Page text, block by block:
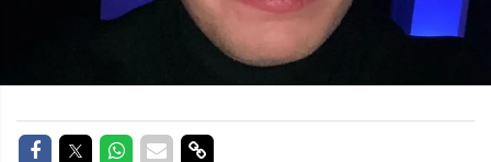
Delen op Facebook
Delen op Twitter
Delen op Whatsapp
Delen via Mail
Delen via link